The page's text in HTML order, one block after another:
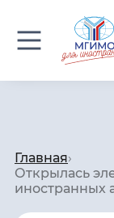
Главная›
Открылась
иностранных